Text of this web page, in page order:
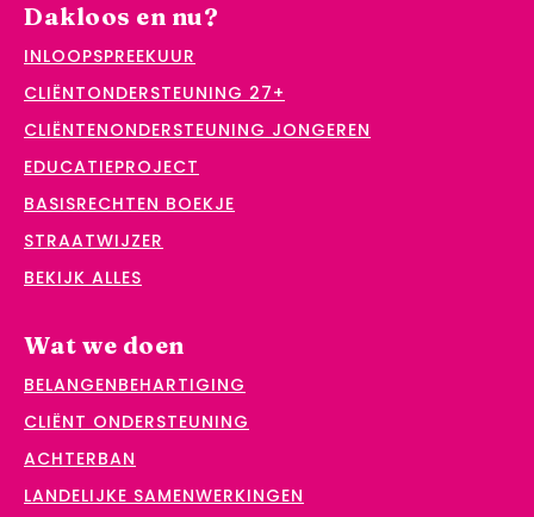
Dakloos en nu?
INLOOPSPREEKUUR
CLIËNTONDERSTEUNING 27+
CLIËNTENONDERSTEUNING JONGEREN
EDUCATIEPROJECT
BASISRECHTEN BOEKJE
STRAATWIJZER
BEKIJK ALLES
Wat we doen
BELANGENBEHARTIGING
CLIËNT ONDERSTEUNING
ACHTERBAN
LANDELIJKE SAMENWERKINGEN